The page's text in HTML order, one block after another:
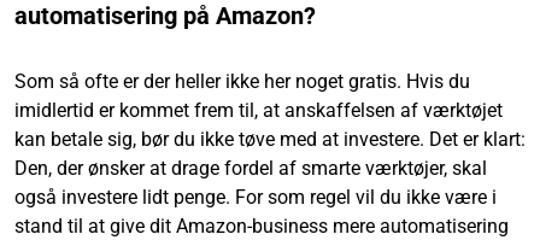
automatisering på Amazon?
Som så ofte er der heller ikke her noget gratis. Hvis du
imidlertid er kommet frem til, at anskaffelsen af værktøjet
kan betale sig, bør du ikke tøve med at investere. Det er klart:
Den, der ønsker at drage fordel af smarte værktøjer, skal
også investere lidt penge. For som regel vil du ikke være i
stand til at give dit Amazon-business mere automatisering